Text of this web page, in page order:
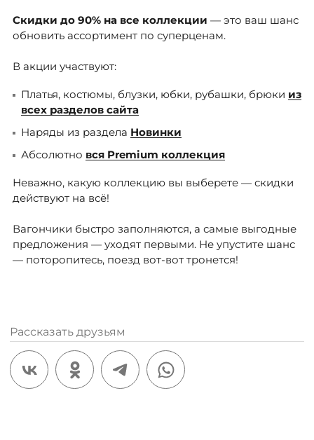
МОСКВА
MANAGER@DSTREND.RU
ЗАКАЗАТЬ ЗВОНОК
Скидки до 90% на все коллекции — это ваш шанс
обновить ассортимент по суперценам.
В акции участвуют:
Платья, костюмы, блузки, юбки, рубашки, брюки из
всех разделов сайта
Наряды из раздела Новинки
Абсолютно вся Premium коллекция
Неважно, какую коллекцию вы выберете — скидки
действуют на всё!
Вагончики быстро заполняются, а самые выгодные
предложения — уходят первыми. Не упустите шанс
— поторопитесь, поезд вот-вот тронется!
Рассказать друзьям